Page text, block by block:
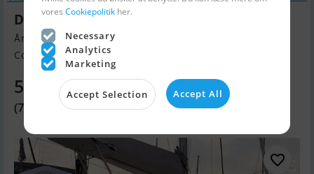
Dufour Catamaran 48
Årgang 2020, Sejlbåd til salg
Contact De Valk Multihull, Græk...
5.225.580 DKK
(700.000 EUR)
vores Cookiepolitik her.
Necessary
Analytics
Marketing
Accept Selection Accept All